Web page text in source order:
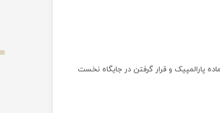
پارالمپیک و قرار گرفتن در جایگاه نخست